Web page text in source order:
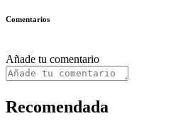
Comentarios
Añade tu comentario
Recomendada